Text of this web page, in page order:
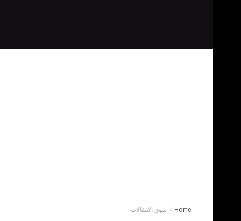
Home سوق الانتقالات